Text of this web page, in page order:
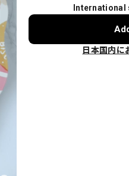
日本国内に